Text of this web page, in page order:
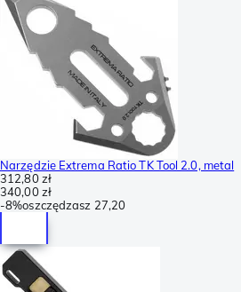
Narzędzie Extrema Ratio TK Tool 2.0, metal
312,80 zł
340,00 zł
-8%oszczędzasz 27,20